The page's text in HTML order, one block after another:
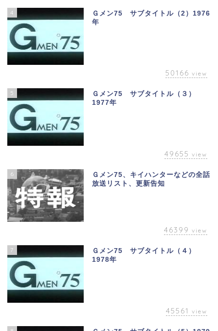
4
Ｇメン75 サブタイトル（2）1976
年
50166 view
5
Ｇメン75 サブタイトル（３）
1977年
49655 view
6
Ｇメン75、キイハンターなどの全話
放送リスト、更新告知
46399 view
7
Ｇメン75 サブタイトル（４）
1978年
45561 view